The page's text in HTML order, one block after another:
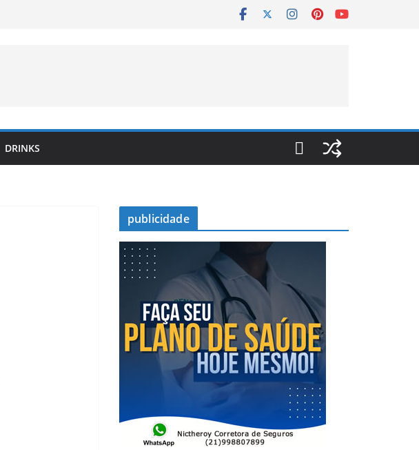
DRINKS
publicidade